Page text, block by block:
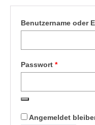
Benutzername oder
Passwort *Erforderlich
Angemeldet